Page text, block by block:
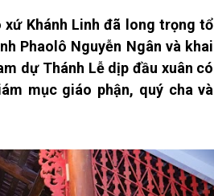
Khánh Linh đã long trọng tổ
Phaolô Nguyễn Ngân và khai
dự Thánh Lễ dịp đầu xuân có
mục giáo phận, quý cha và